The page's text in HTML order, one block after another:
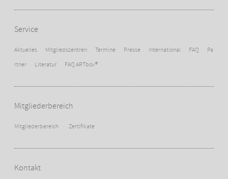
Service
Aktuelles Mitgliedszentren Termine Presse International FAQ
Pa
rtner
Literatur FAQ ARTbox®
Mitgliederbereich
Mitgliederbereich Zertifikate
Kontakt